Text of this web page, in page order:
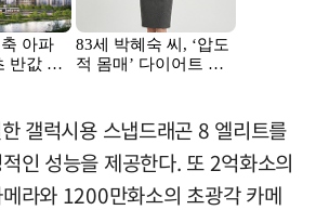
갤럭시용 스냅드래곤 8 엘리트를
인 성능을 제공한다. 또 2억화소의
라와 1200만화소의 초광각 카메